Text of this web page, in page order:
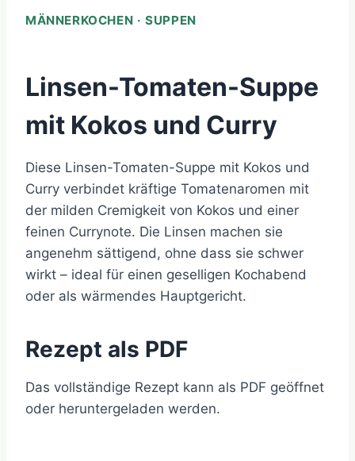
MÄNNERKOCHEN · SUPPEN
Linsen-Tomaten-Suppe
mit Kokos und Curry
Diese Linsen-Tomaten-Suppe mit Kokos und
Curry verbindet kräftige Tomatenaromen mit
der milden Cremigkeit von Kokos und einer
feinen Currynote. Die Linsen machen sie
angenehm sättigend, ohne dass sie schwer
wirkt – ideal für einen geselligen Kochabend
oder als wärmendes Hauptgericht.
Rezept als PDF
Das vollständige Rezept kann als PDF geöffnet
oder heruntergeladen werden.